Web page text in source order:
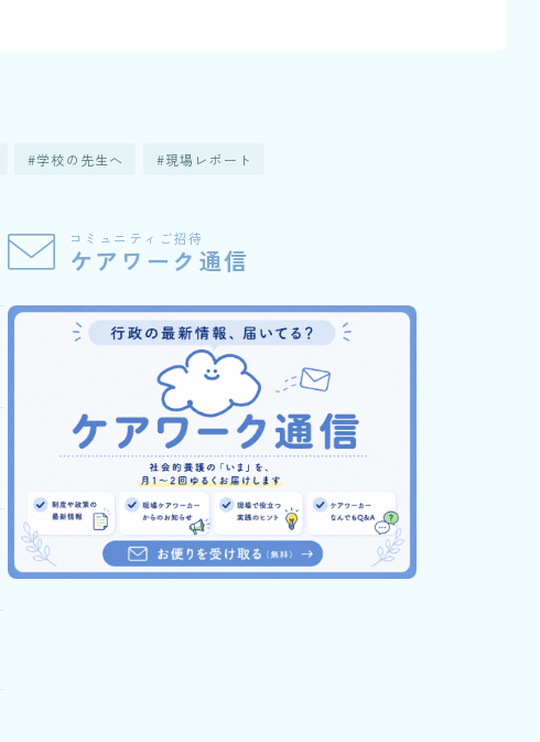
学校の先生へ 現場レポート
コミュニティご招待
ケアワーク通信